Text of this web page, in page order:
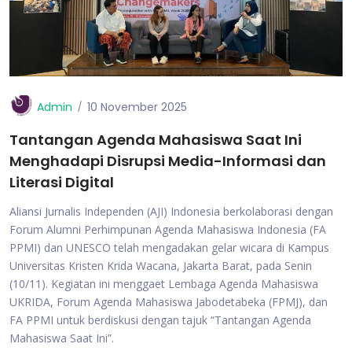
Admin 10 November 2025
Tantangan Agenda Mahasiswa Saat Ini
Menghadapi Disrupsi Media-Informasi dan
Literasi Digital
Aliansi Jurnalis Independen (AJI) Indonesia berkolaborasi dengan
Forum Alumni Perhimpunan Agenda Mahasiswa Indonesia (FA
PPMI) dan UNESCO telah mengadakan gelar wicara di Kampus
Universitas Kristen Krida Wacana, Jakarta Barat, pada Senin
(10/11). Kegiatan ini menggaet Lembaga Agenda Mahasiswa
UKRIDA, Forum Agenda Mahasiswa Jabodetabeka (FPMJ), dan
FA PPMI untuk berdiskusi dengan tajuk “Tantangan Agenda
Mahasiswa Saat Ini”.